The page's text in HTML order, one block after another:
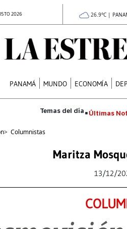
2026 26.9°C |
PANAMÁ MUNDO ECONOMÍA
Últimas
> Columnistas
Maritza
13/12/